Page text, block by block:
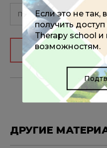
ДРУГИЕ
Если это не так,
получить доступ
Therapy school и
возможностям.